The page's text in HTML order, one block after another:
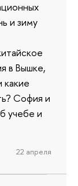
и зиму
в Вышке,
какие
София и
учебе и
22 апреля